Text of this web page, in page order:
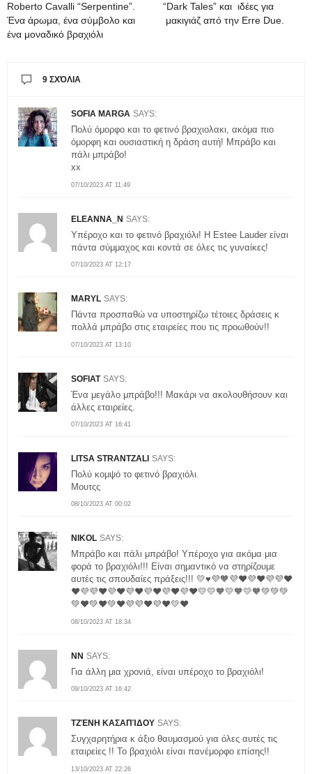
Roberto Cavalli “Serpentine”.
Ένα άρωμα, ένα σύμβολο και
ένα μοναδικό βραχιόλι
“Dark Tales” και ιδέες για
μακιγιάζ από την Erre Due.
9 ΣΧΌΛΙΑ
SOFIA MARGA SAYS:
07/10/2023 AT 11:49
Πολύ όμορφο και το φετινό βραχιολακι, ακόμα πιο
όμορφη και ουσιαστική η δράση αυτή! Μπράβο και
πάλι μπράβο!
xx
ELEANNA_N SAYS:
07/10/2023 AT 12:17
Υπέροχο και το φετινό βραχιόλι! H Estee Lauder είναι
πάντα σύμμαχος και κοντά σε όλες τις γυναίκες!
MARYL SAYS:
07/10/2023 AT 13:10
Πάντα προσπαθώ να υποστηρίζω τέτοιες δράσεις κ
πολλά μπράβο στις εταιρείες που τις προωθούν!!
SOFIAT SAYS:
07/10/2023 AT 16:41
Ένα μεγάλο μπράβο!!! Μακάρι να ακολουθήσουν και
άλλες εταιρείες.
LITSA STRANTZALI SAYS:
08/10/2023 AT 00:02
Πολύ κομψό το φετινό βραχιόλι.
Μουτςς
NIKOL SAYS:
08/10/2023 AT 18:34
Μπράβο και πάλι μπράβο! Υπέροχο για ακόμα μια
φορά το βραχιόλι!!! Είναι σημαντικό να στηρίζουμε
αυτές τις σπουδαίες πράξεις!!! 💛♥️💜🧡💜❤️💜❤️💜💜❤️
❤️💜💜❤️💜❤️💜❤️💜❤️💜❤️💜❤️💛💛🧡💛🧡💛🧡💚💚💚
💚❤️💚❤️💚❤️💜💜❤️💜❤️💛❤️
NN SAYS:
09/10/2023 AT 16:42
Για άλλη μια χρονιά, είναι υπέροχο το βραχιόλι!
ΤΖΈΝΗ ΚΑΣΑΠΊΔΟΥ SAYS:
13/10/2023 AT 22:26
Συγχαρητήρια κ άξιο θαυμασμού για όλες αυτές τις
εταιρείες !! Το βραχιόλι είναι πανέμορφο επίσης!!